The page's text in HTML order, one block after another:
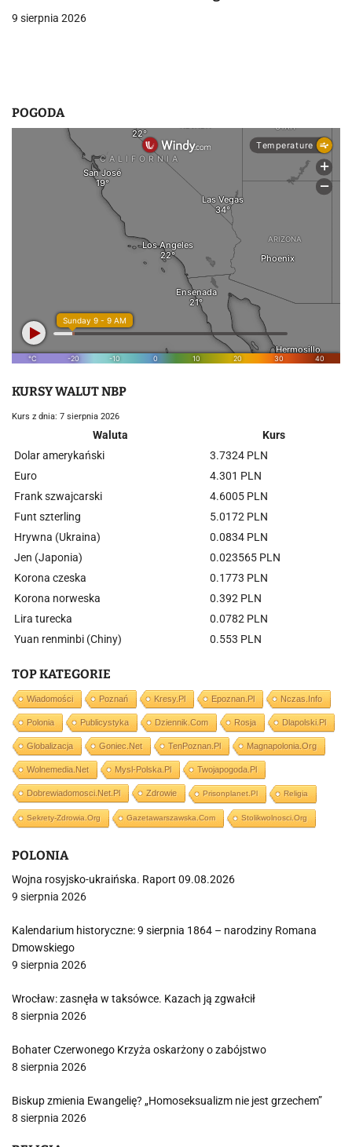
s
9 sierpnia 2026
POGODA
KURSY WALUT NBP
Kurs z dnia: 7 sierpnia 2026
Waluta
Kurs
Dolar amerykański
3.7324 PLN
Euro
4.301 PLN
Frank szwajcarski
4.6005 PLN
Funt szterling
5.0172 PLN
Hrywna (Ukraina)
0.0834 PLN
Jen (Japonia)
0.023565 PLN
Korona czeska
0.1773 PLN
Korona norweska
0.392 PLN
Lira turecka
0.0782 PLN
Yuan renminbi (Chiny)
0.553 PLN
TOP KATEGORIE
Wiadomości Poznań Kresy.pl Epoznan.pl Nczas.info
Polonia Publicystyka Dziennik.com Rosja Dlapolski.pl
Globalizacja Goniec.net TenPoznan.pl Magnapolonia.org
Wolnemedia.net Mysl-Polska.pl Twojapogoda.pl
Dobrewiadomosci.net.pl Zdrowie Prisonplanet.pl Religia
Sekrety-Zdrowia.org Gazetawarszawska.com Stolikwolnosci.org
POLONIA
Wojna rosyjsko-ukraińska. Raport 09.08.2026
9 sierpnia 2026
Kalendarium historyczne: 9 sierpnia 1864 – narodziny Romana
Dmowskiego
9 sierpnia 2026
Wrocław: zasnęła w taksówce. Kazach ją zgwałcił
8 sierpnia 2026
Bohater Czerwonego Krzyża oskarżony o zabójstwo
8 sierpnia 2026
Biskup zmienia Ewangelię? „Homoseksualizm nie jest grzechem”
8 sierpnia 2026